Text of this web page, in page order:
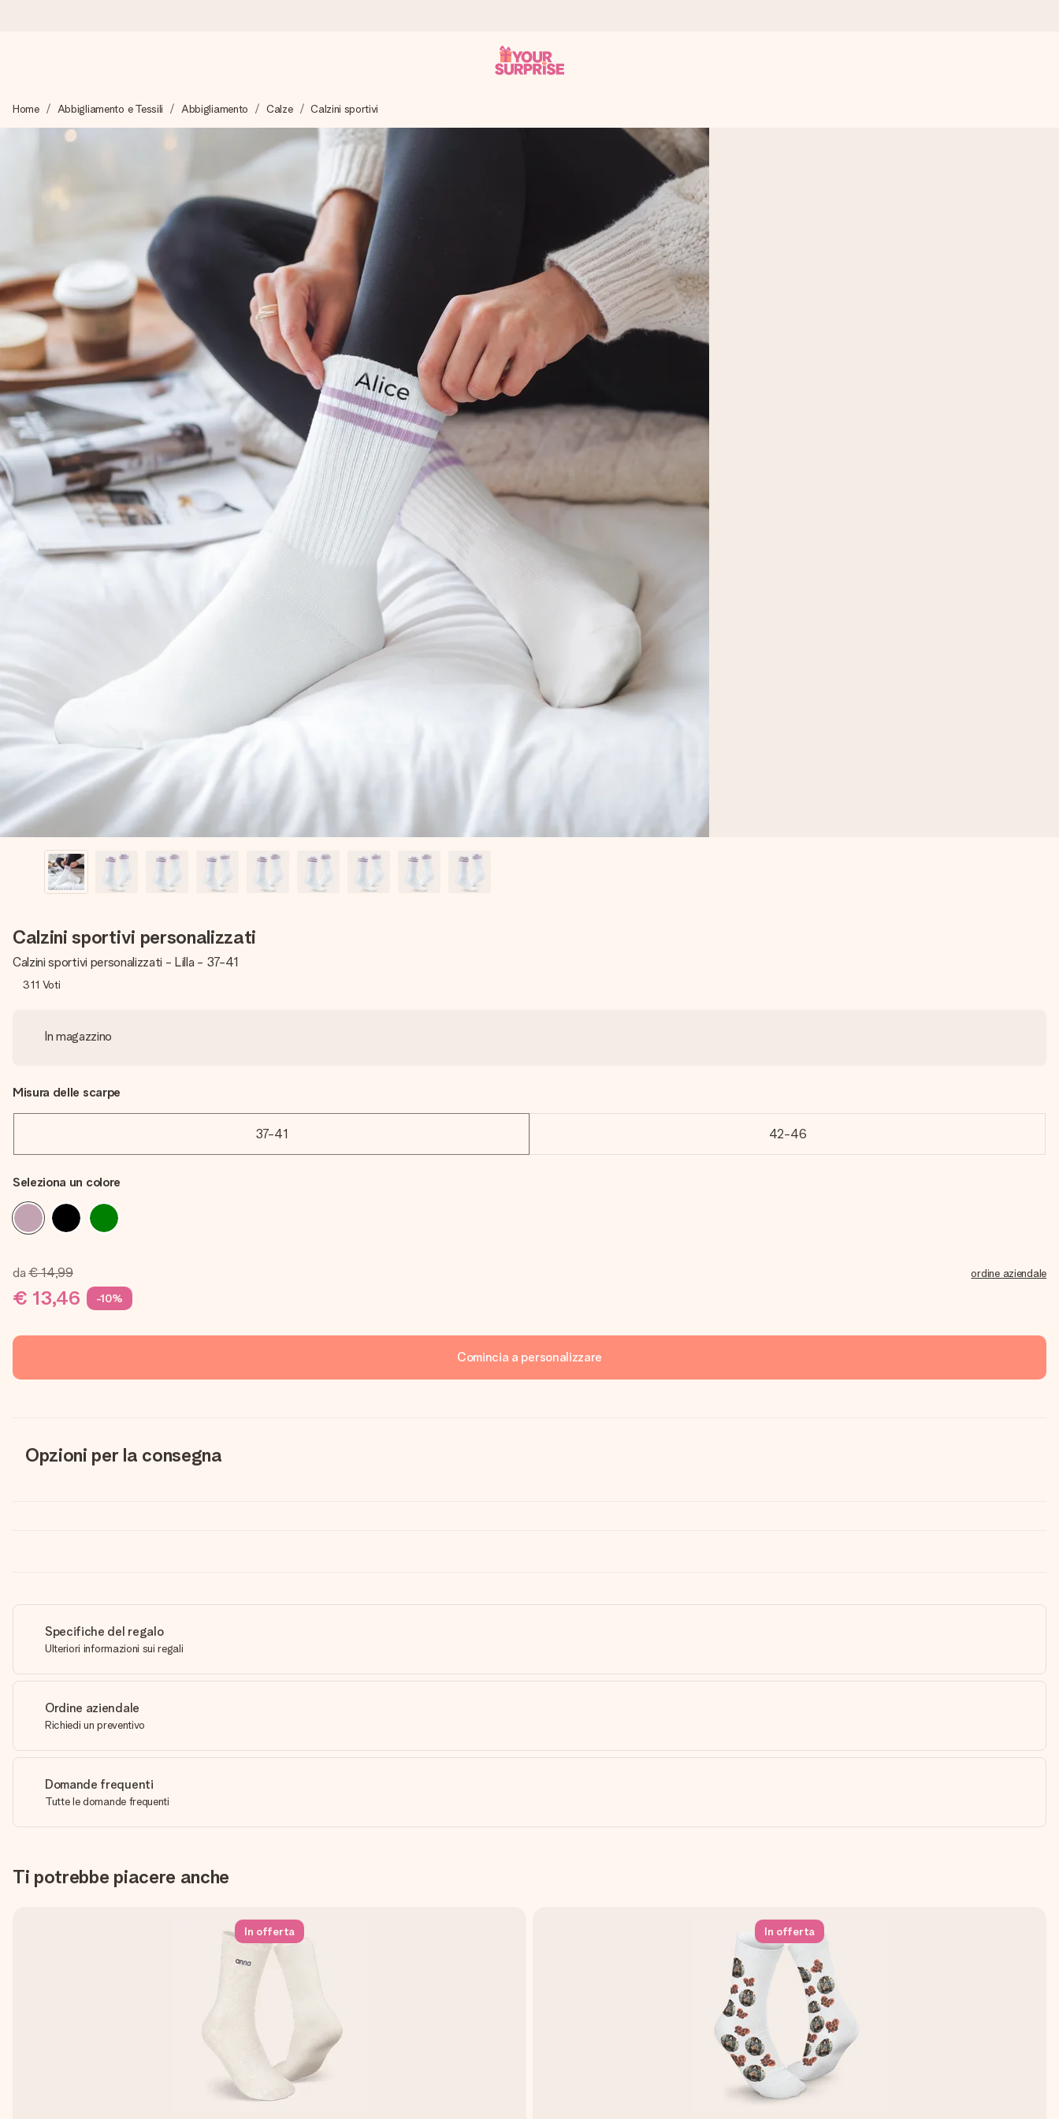
Prepariamo il tuo regalo con attenzione e lo spediamo in un lampo – così potrai consegnarlo al momento giusto, quando conta davvero.
4,7 (basato su +15.000 recensioni)
I nostri regali ispirano. I clienti ci valutano 4,7 su Google Reviews.
Biglietto d'auguri gratuito
Realizza qualcosa di unico in pochi passi – con il suo nome, una tua foto o un messaggio che tocchi il cuore. Nessuna complicazione, solo tanto amore per il momento
perfetto.
Home Abbigliamento e Tessili Abbigliamento Calze Calzini sportivi
Calzini sportivi personalizzati
Calzini sportivi personalizzati - Lilla - 37-41
311 Voti
In magazzino
Misura delle scarpe
37-41 42-46
Seleziona un colore
da € 14,99
€ 13,46 -10%
ordine aziendale
Comincia a personalizzare
Opzioni per la consegna
Specifiche del regalo
Ulteriori informazioni sui regali
Ordine aziendale
Richiedi un preventivo
Domande frequenti
Tutte le domande frequenti
Ti potrebbe piacere anche
In offerta In offerta